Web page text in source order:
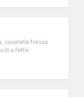
casatella fresca
a fette